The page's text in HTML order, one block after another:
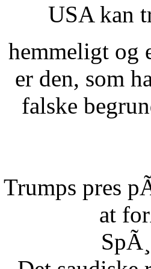
USA kan
hemmeligt og
er den, som
falske
Trumps pres
at